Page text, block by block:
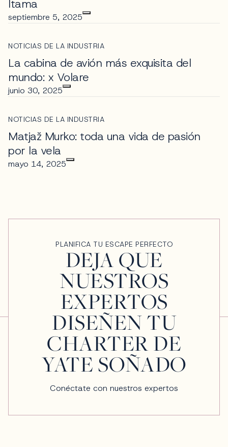
Itama
septiembre 5, 2025
NOTICIAS DE LA INDUSTRIA
La cabina de avión más exquisita del
mundo: x Volare
junio 30, 2025
NOTICIAS DE LA INDUSTRIA
Matjaž Murko: toda una vida de pasión
por la vela
mayo 14, 2025
PLANIFICA TU ESCAPE PERFECTO
DEJA QUE
NUESTROS
EXPERTOS
DISEÑEN TU
CHARTER DE
YATE SOÑADO
Conéctate con nuestros expertos